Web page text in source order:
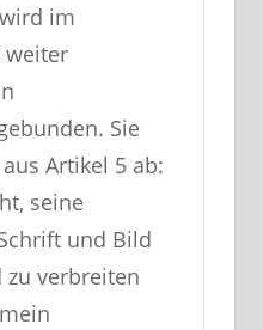
im
weiter
Sie
Artikel 5 ab:
seine
und Bild
verbreiten